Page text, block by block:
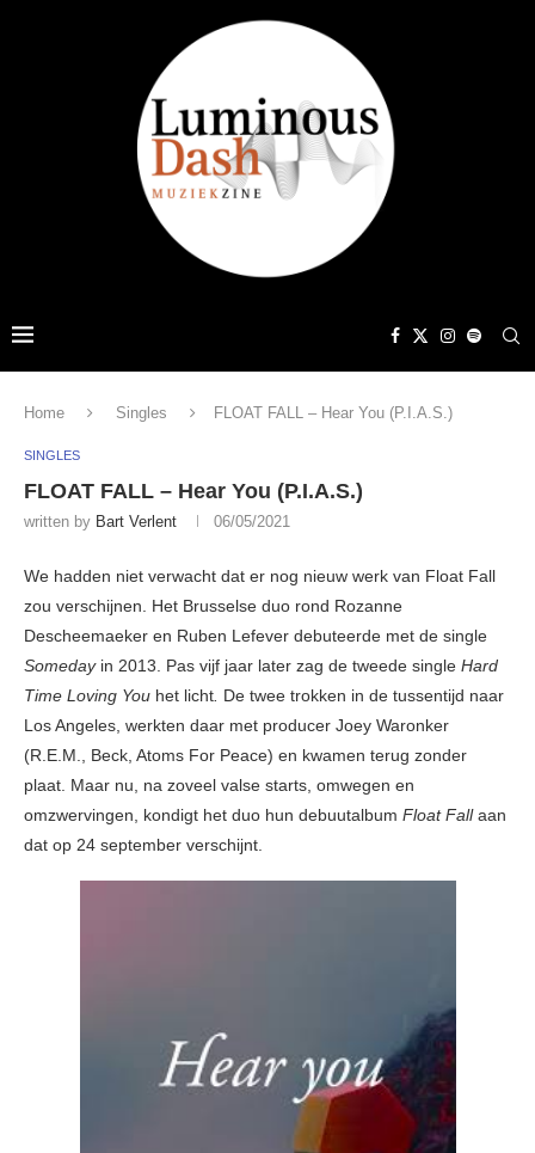
Home Singles FLOAT FALL – Hear You (P.I.A.S.)
SINGLES
FLOAT FALL – Hear You (P.I.A.S.)
written by Bart Verlent 06/05/2021
We hadden niet verwacht dat er nog nieuw werk van Float Fall
zou verschijnen. Het Brusselse duo rond Rozanne
Descheemaeker en Ruben Lefever debuteerde met de single
Somedayin 2013. Pas vijf jaar later zag de tweede single Hard
Time Loving You het licht. De twee trokken in de tussentijd naar
Los Angeles, werkten daar met producer Joey Waronker
(R.E.M., Beck, Atoms For Peace) en kwamen terug zonder
plaat. Maar nu, na zoveel valse starts, omwegen en
omzwervingen, kondigt het duo hun debuutalbum Float Fallaan
dat op 24 september verschijnt.